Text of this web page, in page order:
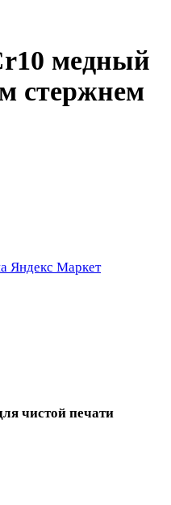
медный
стержнем
Яндекс Маркет
чистой печати